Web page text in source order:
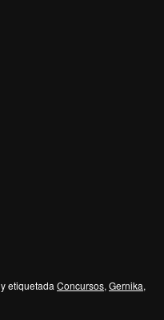
y etiquetada Concursos, Gernika,